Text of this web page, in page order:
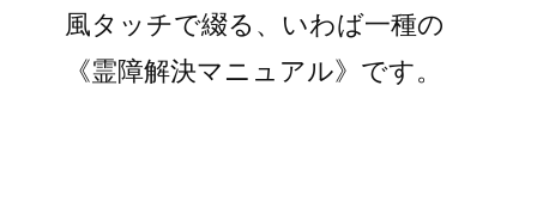
風タッチで綴る、いわば一種の
《霊障解決マニュアル》です。